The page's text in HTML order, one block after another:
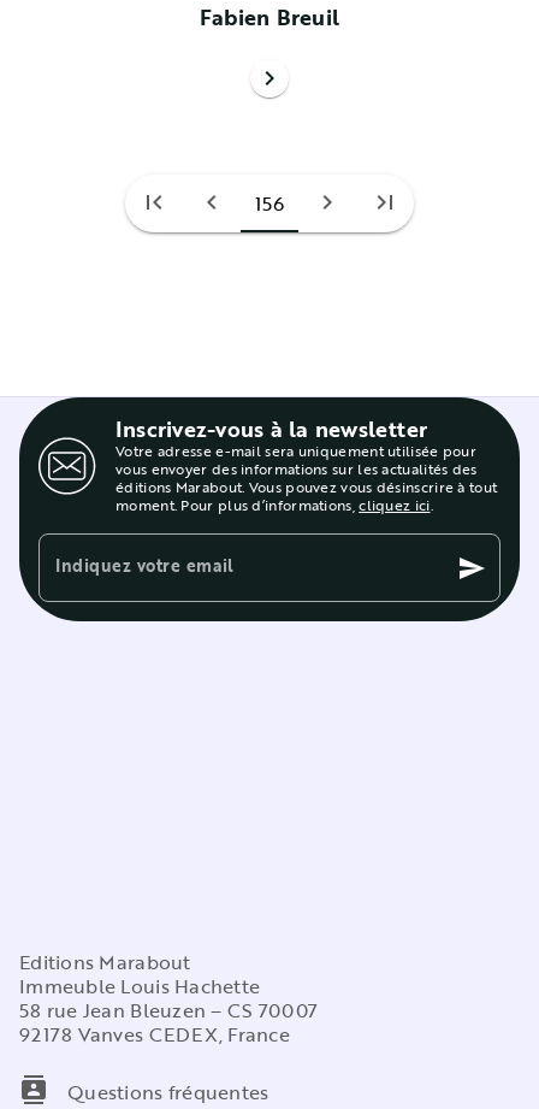
Fabien Breuil
chevron_right
first_page chevron_left 156 chevron_right last_page
Inscrivez-vous à la newsletter
Votre adresse e-mail sera uniquement utilisée pour
vous envoyer des informations sur les actualités des
éditions Marabout. Vous pouvez vous désinscrire à tout
moment. Pour plus d’informations,cliquez ici.
Indiquez votre email send
Editions Marabout
Immeuble Louis Hachette
58 rue Jean Bleuzen – CS 70007
92178 Vanves CEDEX, France
contacts
Questions fréquentes